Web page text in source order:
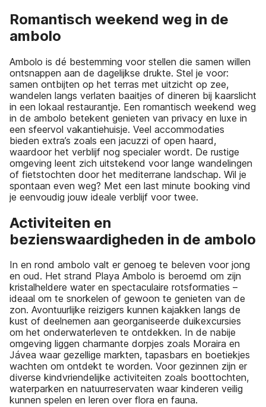
Romantisch weekend weg in de
ambolo
Ambolo is dé bestemming voor stellen die samen willen
ontsnappen aan de dagelijkse drukte. Stel je voor:
samen ontbijten op het terras met uitzicht op zee,
wandelen langs verlaten baaitjes of dineren bij kaarslicht
in een lokaal restaurantje. Een romantisch weekend weg
in de ambolo betekent genieten van privacy en luxe in
een sfeervol vakantiehuisje. Veel accommodaties
bieden extra’s zoals een jacuzzi of open haard,
waardoor het verblijf nog specialer wordt. De rustige
omgeving leent zich uitstekend voor lange wandelingen
of fietstochten door het mediterrane landschap. Wil je
spontaan even weg? Met een last minute booking vind
je eenvoudig jouw ideale verblijf voor twee.
Activiteiten en
bezienswaardigheden in de ambolo
In en rond ambolo valt er genoeg te beleven voor jong
en oud. Het strand Playa Ambolo is beroemd om zijn
kristalheldere water en spectaculaire rotsformaties –
ideaal om te snorkelen of gewoon te genieten van de
zon. Avontuurlijke reizigers kunnen kajakken langs de
kust of deelnemen aan georganiseerde duikexcursies
om het onderwaterleven te ontdekken. In de nabije
omgeving liggen charmante dorpjes zoals Moraira en
Jávea waar gezellige markten, tapasbars en boetiekjes
wachten om ontdekt te worden. Voor gezinnen zijn er
diverse kindvriendelijke activiteiten zoals boottochten,
waterparken en natuurreservaten waar kinderen veilig
kunnen spelen en leren over flora en fauna.